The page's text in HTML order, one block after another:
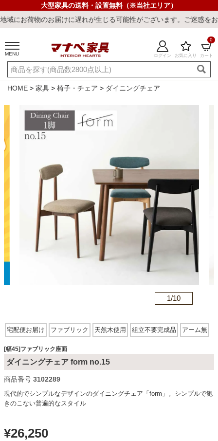
大型家具の送料・設置無料（※当社エリア）
お届けに遅れが生じる可能性がございます。ご迷惑をおかけしま
MENU ログイン お気に入り カート
0
ご利用ガイド 新規会員登録
店舗一覧 閲覧履歴
キーワード・商品番号で探す
最短発送 冷感ラグ 冷感寝具 ワークデスク ウィルトンラ
ダイニングテーブル・セット
椅子・チェア
HOME 家具 椅子・チェア ダイニングチェア
1/10
宅配便お届け ファブリック 天然木使用 組立不要完成品 アーム無
ファブリック座面 木脚
[幅45]ファブリック座面
ダイニングチェア form no.15
商品番号 3102289
現代的でシンプルなデザインのダイニングチェア「form」。シンプルで飽
きのこない普遍的なスタイル
¥26,250